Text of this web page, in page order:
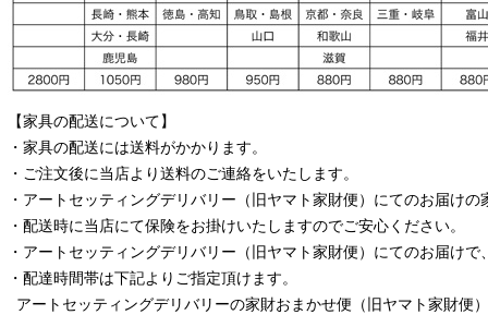
【家具の配送について】
・家具の配送には送料がかかります。
・ご注文後に当店より送料のご連絡をいたします。
・ アートセッティングデリバリー （旧ヤマト家財便） にてのお届けの
・配送時に当店にて保険をお掛けいたしますのでご安心ください。
・ アートセッティングデリバリー （旧ヤマト家財便） にてのお届けで
・配達時間帯は下記よりご指定頂けます。
アートセッティングデリバリーの家財おまかせ便 （旧ヤマト家財便